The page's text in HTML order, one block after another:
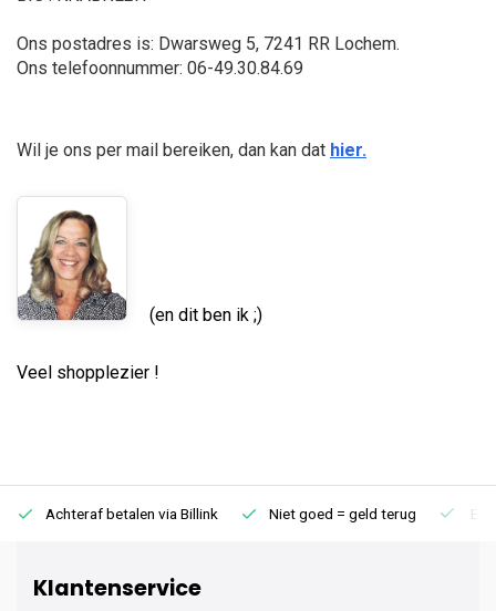
Ons postadres is: Dwarsweg 5, 7241 RR Lochem.
Ons telefoonnummer: 06-49.30.84.69
Wil je ons per mail bereiken, dan kan dat hier.
(en dit ben ik ;)
Veel shopplezier !
Achteraf betalen via Billink Niet goed = geld terug
Klantenservice